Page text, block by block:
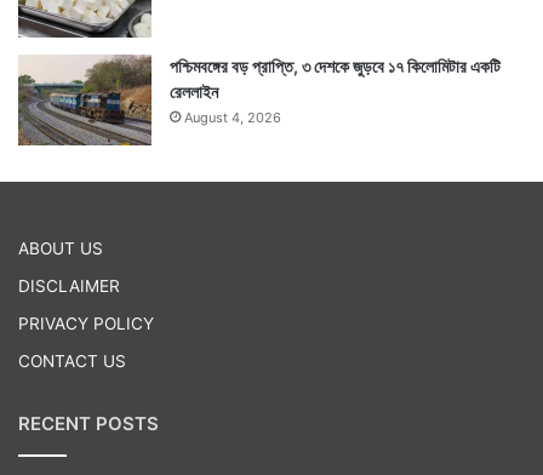
পশ্চিমবঙ্গের বড় প্রাপ্তি, ৩ দেশকে জুড়বে ১৭ কিলোমিটার একটি
রেললাইন
August 4, 2026
ABOUT US
DISCLAIMER
PRIVACY POLICY
CONTACT US
RECENT POSTS